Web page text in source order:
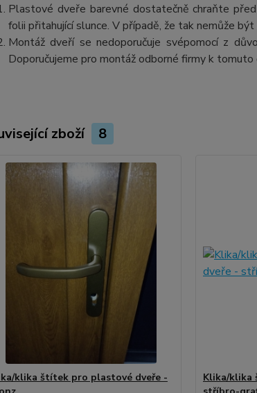
Plastové dveře barevné dostatečně chraňte
folii přitahující slunce. V případě, že tak nemůže
Montáž dveří se nedoporučuje svépomocí z
Doporučujeme pro montáž odborné firmy k
zboží 8
klika štítek pro plastové dveře -
Klika/klika